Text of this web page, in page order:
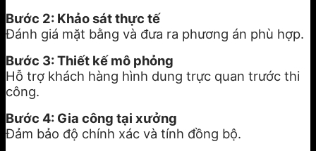
Bước 2: Khảo sát thực tế
Đánh giá mặt bằng và đưa ra phương án phù hợp.
Bước 3: Thiết kế mô phỏng
Hỗ trợ khách hàng hình dung trực quan trước thi
công.
Bước 4: Gia công tại xưởng
Đảm bảo độ chính xác và tính đồng bộ.